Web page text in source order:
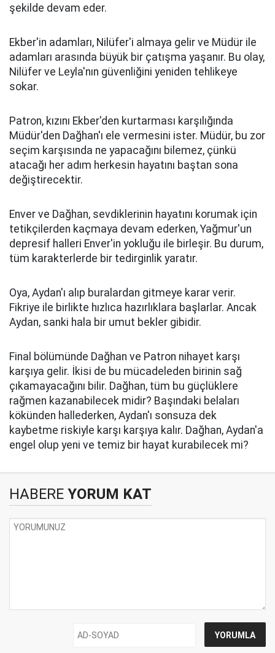
şekilde devam eder.
Ekber'in adamları, Nilüfer'i almaya gelir ve Müdür ile
adamları arasında büyük bir çatışma yaşanır. Bu olay,
Nilüfer ve Leyla'nın güvenliğini yeniden tehlikeye
sokar.
Patron, kızını Ekber'den kurtarması karşılığında
Müdür'den Dağhan'ı ele vermesini ister. Müdür, bu zor
seçim karşısında ne yapacağını bilemez, çünkü
atacağı her adım herkesin hayatını baştan sona
değiştirecektir.
Enver ve Dağhan, sevdiklerinin hayatını korumak için
tetikçilerden kaçmaya devam ederken, Yağmur'un
depresif halleri Enver'in yokluğu ile birleşir. Bu durum,
tüm karakterlerde bir tedirginlik yaratır.
Oya, Aydan'ı alıp buralardan gitmeye karar verir.
Fikriye ile birlikte hızlıca hazırlıklara başlarlar. Ancak
Aydan, sanki hala bir umut bekler gibidir.
Final bölümünde Dağhan ve Patron nihayet karşı
karşıya gelir. İkisi de bu mücadeleden birinin sağ
çıkamayacağını bilir. Dağhan, tüm bu güçlüklere
rağmen kazanabilecek midir? Başındaki belaları
kökünden hallederken, Aydan'ı sonsuza dek
kaybetme riskiyle karşı karşıya kalır. Dağhan, Aydan'a
engel olup yeni ve temiz bir hayat kurabilecek mi?
HABERE YORUM KAT